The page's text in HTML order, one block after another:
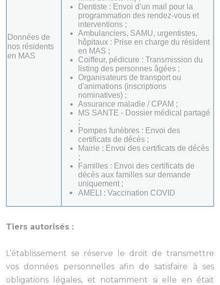
Données de
nos résidents
en MAS
Dentiste : Envoi d’un mail pour la
programmation des rendez-vous et
interventions ;
Ambulanciers, SAMU, urgentistes,
hôpitaux : Prise en charge du résident
en MAS ;
Coiffeur, pédicure : Transmission du
listing des personnes âgées ;
Organisateurs de transport ou
d'animations (inscriptions
nominatives) ;
Assurance maladie / CPAM ;
MS SANTE - Dossier médical partagé
;
Pompes funèbres : Envoi des
certificats de décès ;
Mairie : Envoi des certificats de décès
;
Familles : Envoi des certificats de
décès aux familles sur demande
uniquement ;
AMELI : Vaccination COVID
Tiers autorisés :
L’établissement se réserve le droit de transmettre
vos données personnelles afin de satisfaire à ses
obligations légales, et notamment si elle en était